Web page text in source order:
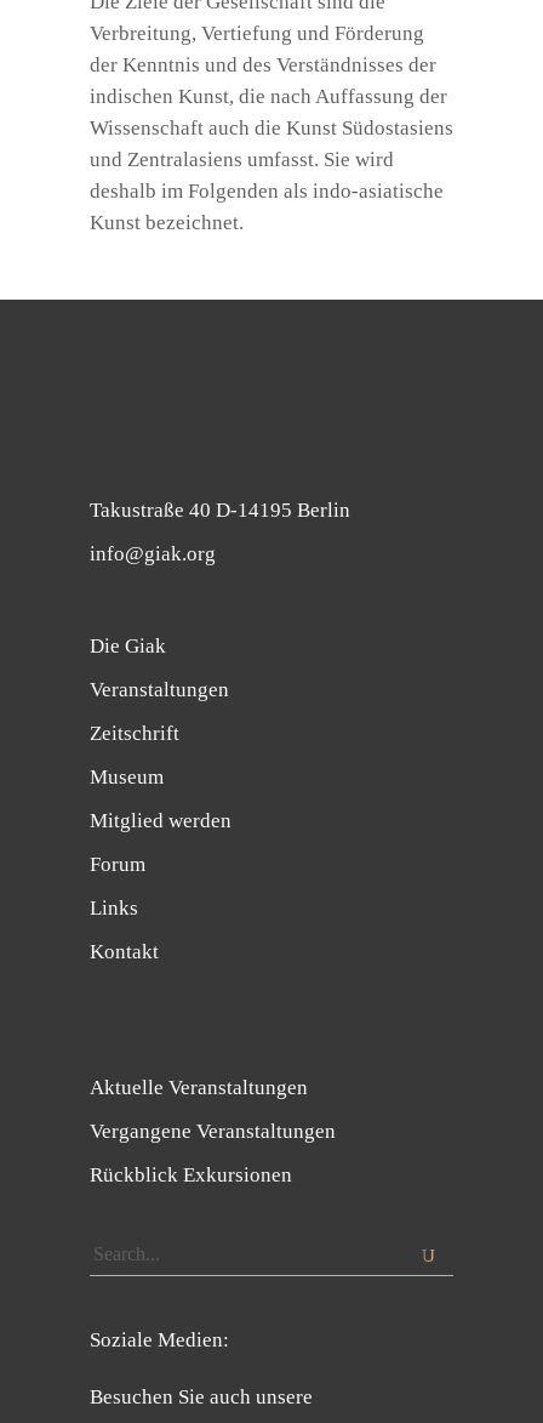
Verbreitung, Vertiefung und Förderung
der Kenntnis und des Verständnisses der
indischen Kunst, die nach Auffassung der
Wissenschaft auch die Kunst Südostasiens
und Zentralasiens umfasst. Sie wird
deshalb im Folgenden als indo-asiatische
Kunst bezeichnet.
Takustraße 40 D-14195 Berlin
info@giak.org
Die Giak
Veranstaltungen
Zeitschrift
Museum
Mitglied werden
Forum
Links
Kontakt
Aktuelle Veranstaltungen
Vergangene Veranstaltungen
Rückblick Exkursionen
Search
for:
Soziale Medien:
Besuchen Sie auch unsere